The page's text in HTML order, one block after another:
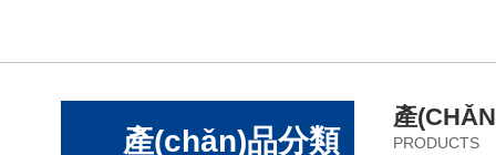
產(chǎn)品分類
產
PRODUCTS